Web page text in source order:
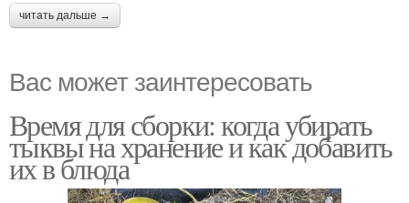
читать дальше →
Вас может заинтересовать
Время для сборки: когда убирать
тыквы на хранение и как добавить
их в блюда